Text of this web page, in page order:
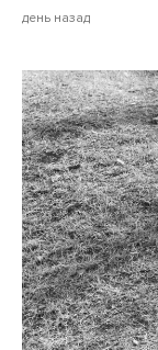
день назад